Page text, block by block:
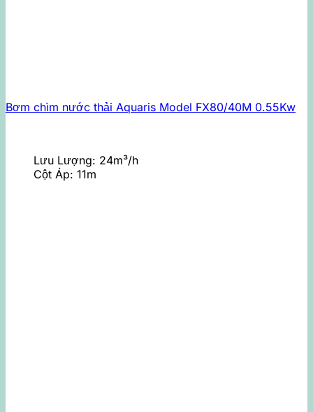
Bơm chìm nước thải Aquaris Model FX80/40M 0.55Kw
Lưu Lượng: 24m³/h
Cột Áp: 11m